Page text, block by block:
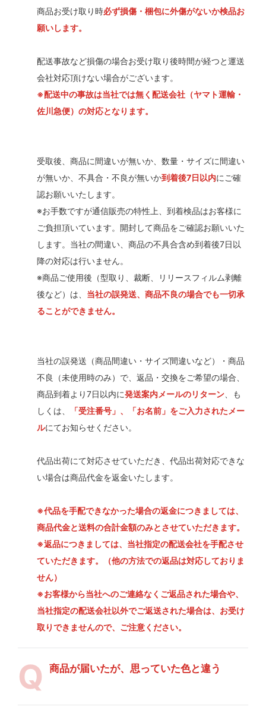
商品お受け取り時必ず損傷・梱包に外傷がないか検品お
願いします。
配送事故など損傷の場合お受け取り後時間が経つと運送
会社対応頂けない場合がございます。
※配送中の事故は当社では無く配送会社（ヤマト運輸・
佐川急便）の対応となります。
受取後、商品に間違いが無いか、数量・サイズに間違い
が無いか、不具合・不良が無いか到着後7日以内にご確
認お願いいたします。
※お手数ですが通信販売の特性上、到着検品はお客様に
ご負担頂いています。開封して商品をご確認お願いいた
します。当社の間違い、商品の不具合含め到着後7日以
降の対応は行いません。
※商品ご使用後（型取り、裁断、リリースフィルム剥離
後など）は、 当社の誤発送、商品不良の場合でも一切承
ることができません。
当社の誤発送（商品間違い・サイズ間違いなど）・商品
不良（未使用時のみ）で、返品・交換をご希望の場合、
商品到着より7日以内に発送案内メールのリターン、も
しくは、
「受注番号」、「お名前」をご入力されたメー
ルにてお知らせください。
代品出荷にて対応させていただき、代品出荷対応できな
い場合は商品代金を返金いたします。
※代品を手配できなかった場合の返金につきましては、
商品代金と送料の合計金額のみとさせていただきます。
※返品につきましては、当社指定の配送会社を手配させ
ていただきます。（他の方法での返品は対応しておりま
せん）
※お客様から当社へのご連絡なくご返品された場合や、
当社指定の配送会社以外でご返送された場合は、お受け
取りできませんので、ご注意ください。
商品が届いたが、思っていた色と違う